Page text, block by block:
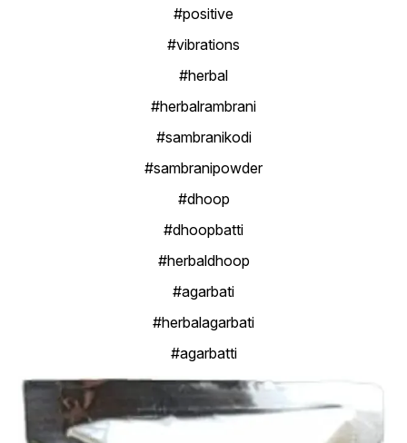
#positive
#vibrations
#herbal
#herbalrambrani
#sambranikodi
#sambranipowder
#dhoop
#dhoopbatti
#herbaldhoop
#agarbati
#herbalagarbati
#agarbatti